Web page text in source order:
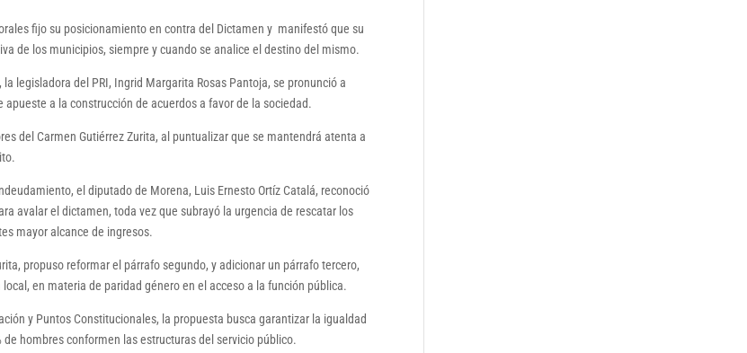
fijo su posicionamiento en contra del Dictamen y manifestó que su
de los municipios, siempre y cuando se analice el destino del mismo.
legisladora del PRI, Ingrid Margarita Rosas Pantoja, se pronunció a
a la construcción de acuerdos a favor de la sociedad.
del Carmen Gutiérrez Zurita, al puntualizar que se mantendrá atenta a
el diputado de Morena, Luis Ernesto Ortíz Catalá, reconoció
avalar el dictamen, toda vez que subrayó la urgencia de rescatar los
mayor alcance de ingresos.
propuso reformar el párrafo segundo, y adicionar un párrafo tercero,
en materia de paridad género en el acceso a la función pública.
y Puntos Constitucionales, la propuesta busca garantizar la igualdad
hombres conformen las estructuras del servicio público.